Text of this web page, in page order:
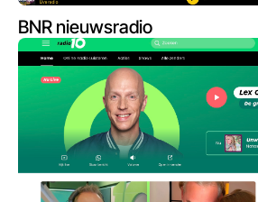
BNR nieuwsradio